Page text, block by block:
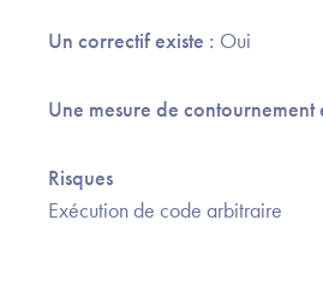
Un correctif existe : Oui
Une mesure de contournement
Risques
Exécution de code arbitraire